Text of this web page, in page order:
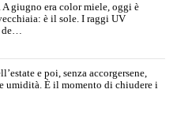
giugno era color miele, oggi è
è il sole. I raggi UV
de…
e poi, senza accorgersene,
umidità. È il momento di chiudere i